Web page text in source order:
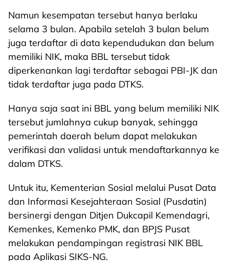
Namun kesempatan tersebut hanya berlaku
selama 3 bulan. Apabila setelah 3 bulan belum
juga terdaftar di data kependudukan dan belum
memiliki NIK, maka BBL tersebut tidak
diperkenankan lagi terdaftar sebagai PBI-JK dan
tidak terdaftar juga pada DTKS.
Hanya saja saat ini BBL yang belum memiliki NIK
tersebut jumlahnya cukup banyak, sehingga
pemerintah daerah belum dapat melakukan
verifikasi dan validasi untuk mendaftarkannya ke
dalam DTKS.
Untuk itu, Kementerian Sosial melalui Pusat Data
dan Informasi Kesejahteraan Sosial (Pusdatin)
bersinergi dengan Ditjen Dukcapil Kemendagri,
Kemenkes, Kemenko PMK, dan BPJS Pusat
melakukan pendampingan registrasi NIK BBL
pada Aplikasi SIKS-NG.